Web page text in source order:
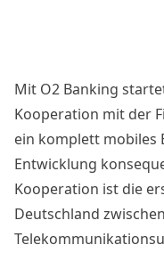
Mit O2 Banking
Kooperation mit der
ein komplett mobiles
Entwicklung
Kooperation ist die
Deutschland